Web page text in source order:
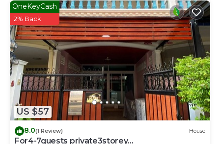
This 4 Bedrooms Condo provides accommodation with
Laundry, Air Conditioner, Security/Safety, for your
convenience. This Condo features many amenities for
guests who want to stay for a few days, a weekend or
probably a longer vacation with family, friends or group.
The rental Condo has 4 Bedrooms and 1 Bathroom to
make you feel right at home.
Check to see if this Condo has the amenities you need
and a location that makes this a great choice to stay in
Samae Dam. Enjoy your stay in Samae Dam at this
Condo.
US $57
OneKeyCash
2% Back
8.0(1 Review) House
For4-7guests private3storey